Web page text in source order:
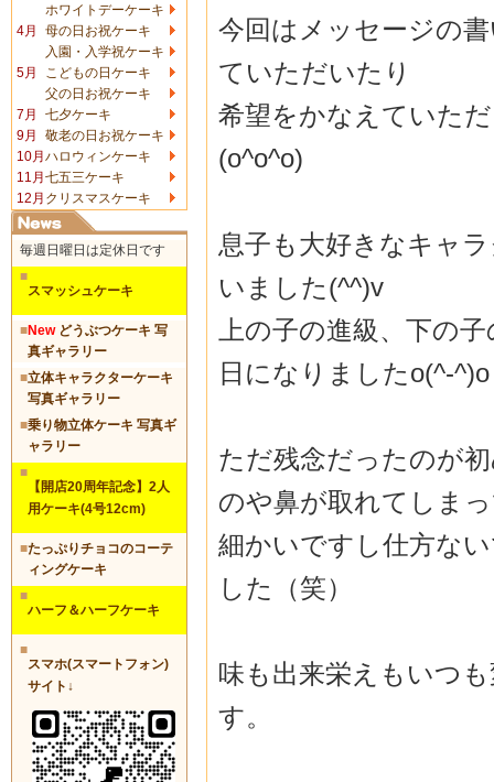
ホワイトデーケーキ
4月
母の日お祝ケーキ
入園・入学祝ケーキ
5月
こどもの日ケーキ
父の日お祝ケーキ
7月
七夕ケーキ
9月
敬老の日お祝ケーキ
10月 ハロウィンケーキ
11月 七五三ケーキ
12月 クリスマスケーキ
毎週日曜日は定休日です
■
スマッシュケーキ
■Newどうぶつケーキ 写
真ギャラリー
■立体キャラクターケーキ
写真ギャラリー
■乗り物立体ケーキ 写真ギ
ャラリー
■
【開店20周年記念】2人
用ケーキ(4号12cm)
■たっぷりチョコのコーテ
ィングケーキ
■
ハーフ＆ハーフケーキ
■
スマホ(スマートフォン)
サイト↓
今回はメッセージの
ていただいたり
希望をかなえていた
(o^o^o)
息子も大好きなキャ
いました(^^)v
上の子の進級、下の
日になりましたo(^-^)o
ただ残念だったのが
のや鼻が取れてしま
細かいですし仕方な
した（笑）
味も出来栄えもいつ
す。